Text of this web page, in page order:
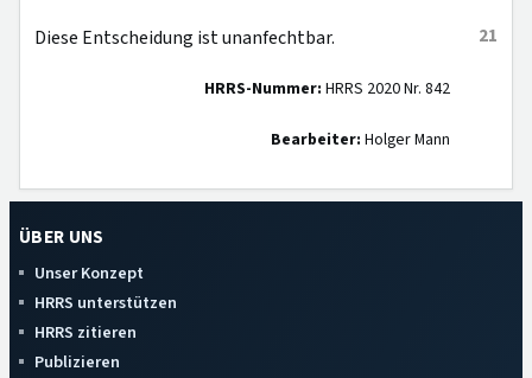
21
Diese Entscheidung ist unanfechtbar.
HRRS-Nummer: HRRS 2020 Nr. 842
Bearbeiter: Holger Mann
ÜBER UNS
Unser Konzept
HRRS unterstützen
HRRS zitieren
Publizieren